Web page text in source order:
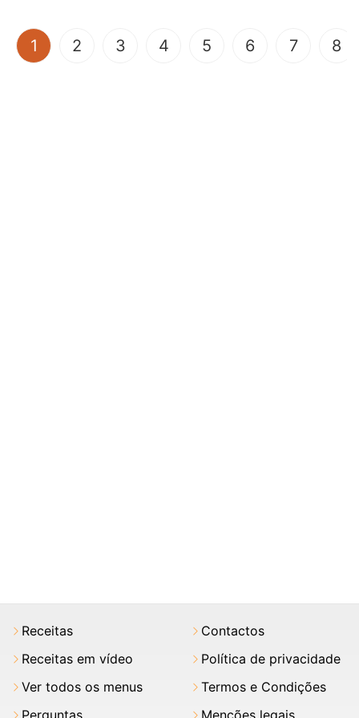
1 (current)
2 3 4 5 6 7 8
Receitas
Receitas em vídeo
Ver todos os menus
Perguntas
Contactos
Política de privacidade
Termos e Condições
Menções legais